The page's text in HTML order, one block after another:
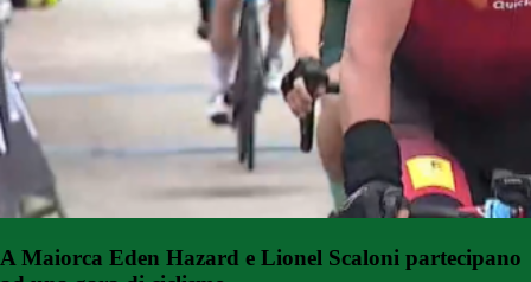
A Maiorca Eden Hazard e Lionel Scaloni partecipano